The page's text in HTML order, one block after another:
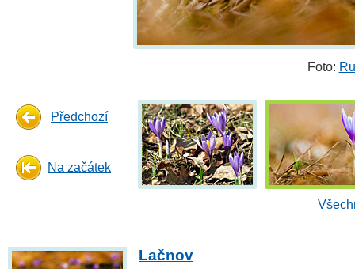
Foto:
Předchozí
Na začátek
Lačnov